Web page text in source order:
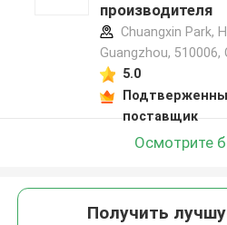
производителя
Chuangxin Park,
Guangzhou, 510006,
5.0
поставщик
Осмотрите
Получить